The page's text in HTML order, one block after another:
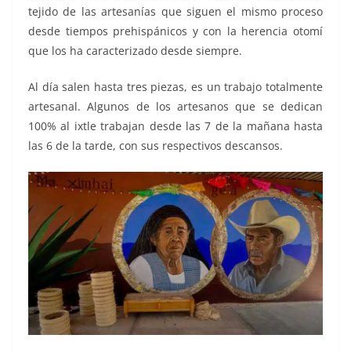
tejido de las artesanías que siguen el mismo proceso
desde tiempos prehispánicos y con la herencia otomí
que los ha caracterizado desde siempre.
Al día salen hasta tres piezas, es un trabajo totalmente
artesanal. Algunos de los artesanos que se dedican
100% al ixtle trabajan desde las 7 de la mañana hasta
las 6 de la tarde, con sus respectivos descansos.